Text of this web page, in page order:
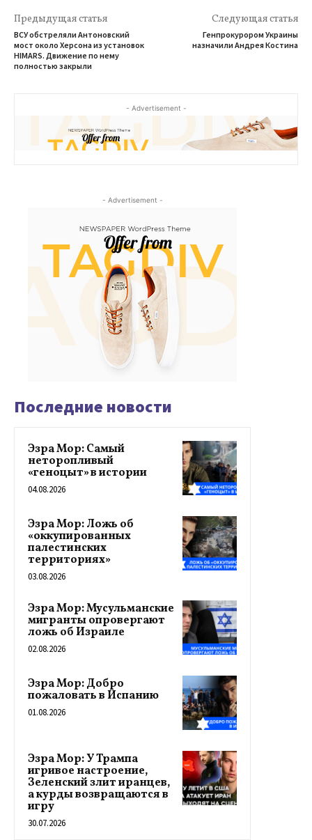
Предыдущая статья
ВСУ обстреляли Антоновский
мост около Херсона из установок
HIMARS. Движение по нему
полностью закрыли
Следующая статья
Генпрокурором Украины
назначили Андрея Костина
- Advertisement -
- Advertisement -
Последние новости
Эзра Мор: Самый
неторопливый
«геноцыт» в истории
04.08.2026
Эзра Мор: Ложь об
«оккупированных
палестинских
территориях»
03.08.2026
Эзра Мор: Мусульманские
мигранты опровергают
ложь об Израиле
02.08.2026
Эзра Мор: Добро
пожаловать в Испанию
01.08.2026
Эзра Мор: У Трампа
игривое настроение,
Зеленский злит иранцев,
а курды возвращаются в
игру
30.07.2026